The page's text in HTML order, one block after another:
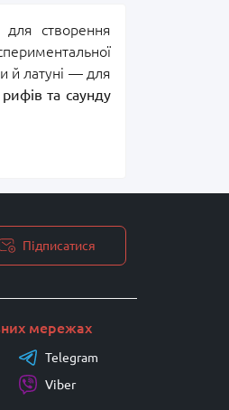
створення
й латуні — для
та саунду
Підписатися
мережах
Telegram
Viber